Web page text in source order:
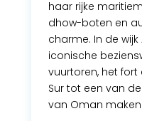
haar rijke
dhow-boten en
charme. In de
iconische
vuurtoren, het
Sur tot een van
van Oman maken.